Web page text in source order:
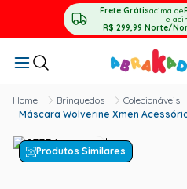
Frete Grátisacima de
e
R$ 299,99 Norte/
Brinquedos Colecionáveis
Máscara Wolverine Xmen
Produtos Similares